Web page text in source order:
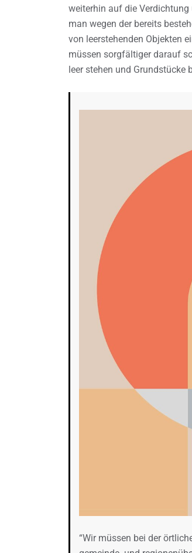
weiterhin auf die
man wegen der bereits
von leerstehenden Objekten
müssen sorgfältiger darauf
leer stehen und Grundstücke
“Wir müssen bei der